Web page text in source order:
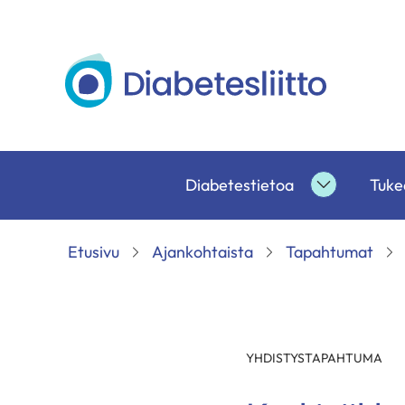
Diabetesliitto
Diabetestietoa
alasivut
Etusivu
Ajankohtaista Tapahtumat
YHDISTYSTAPAHTUMA